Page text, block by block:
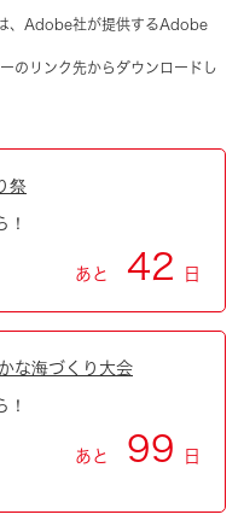
、Adobe社が提供するAdobe
のリンク先からダウンロードし
祭
！
あと 42 日
な海づくり大会
！
あと 99 日